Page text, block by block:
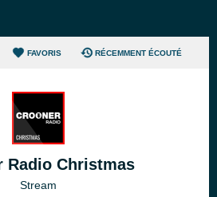
FAVORIS RÉCEMMENT ÉCOUTÉ
Radio Christmas
Stream